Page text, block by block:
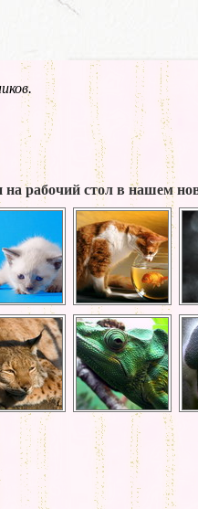
на рабочий стол в нашем